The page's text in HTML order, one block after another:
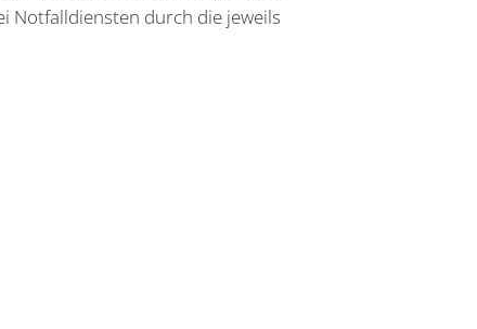
Notfalldiensten durch die jeweils